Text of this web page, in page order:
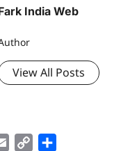
India Web
View All Posts
Email
Copy